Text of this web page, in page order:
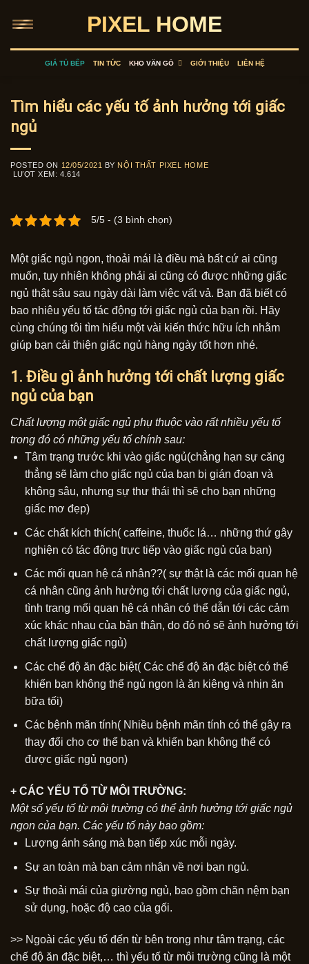
PIXEL HOME
GIÁ TỦ BẾP TIN TỨC KHO VÂN GỖ GIỚI THIỆU LIÊN HỆ
Tìm hiểu các yếu tố ảnh hưởng tới giấc
ngủ
POSTED ON 12/05/2021 BY NỘI THẤT PIXEL HOME
LƯỢT XEM: 4.614
5/5 - (3 bình chọn)
Một giấc ngủ ngon, thoải mái là điều mà bất cứ ai cũng
muốn, tuy nhiên không phải ai cũng có được những giấc
ngủ thật sâu sau ngày dài làm việc vất vả. Bạn đã biết có
bao nhiêu yếu tố tác động tới giấc ngủ của bạn rồi. Hãy
cùng chúng tôi tìm hiểu một vài kiến thức hữu ích nhằm
giúp bạn cải thiện giấc ngủ hàng ngày tốt hơn nhé.
1. Điều gì ảnh hưởng tới chất lượng giấc
ngủ của bạn
Chất lượng một giấc ngủ phụ thuộc vào rất nhiều yếu tố
trong đó có những yếu tố chính sau:
Tâm trạng trước khi vào giấc ngủ(chẳng hạn sự căng
thẳng sẽ làm cho giấc ngủ của bạn bị gián đoạn và
không sâu, nhưng sự thư thái thì sẽ cho bạn những
giấc mơ đẹp)
Các chất kích thích( caffeine, thuốc lá… những thứ gây
nghiện có tác động trực tiếp vào giấc ngủ của bạn)
Các mối quan hệ cá nhân??( sự thật là các mối quan hệ
cá nhân cũng ảnh hưởng tới chất lượng của giấc ngủ,
tình trang mối quan hệ cá nhân có thể dẫn tới các cảm
xúc khác nhau của bản thân, do đó nó sẽ ảnh hưởng tới
chất lượng giấc ngủ)
Các chế độ ăn đặc biệt( Các chế độ ăn đặc biệt có thể
khiến bạn không thể ngủ ngon là ăn kiêng và nhịn ăn
bữa tối)
Các bệnh mãn tính( Nhiều bệnh mãn tính có thể gây ra
thay đổi cho cơ thể bạn và khiến bạn không thể có
được giấc ngủ ngon)
+ CÁC YẾU TỐ TỪ MÔI TRƯỜNG:
Một số yếu tố từ môi trường có thể ảnh hưởng tới giấc ngủ
ngon của bạn. Các yếu tố này bao gồm:
Lượng ánh sáng mà bạn tiếp xúc mỗi ngày.
Sự an toàn mà bạn cảm nhận về nơi bạn ngủ.
Sự thoải mái của giường ngủ, bao gồm chăn nệm bạn
sử dụng, hoặc độ cao của gối.
>> Ngoài các yếu tố đến từ bên trong như tâm trạng, các
chế độ ăn đặc biệt,… thì yếu tố từ môi trường cũng là một